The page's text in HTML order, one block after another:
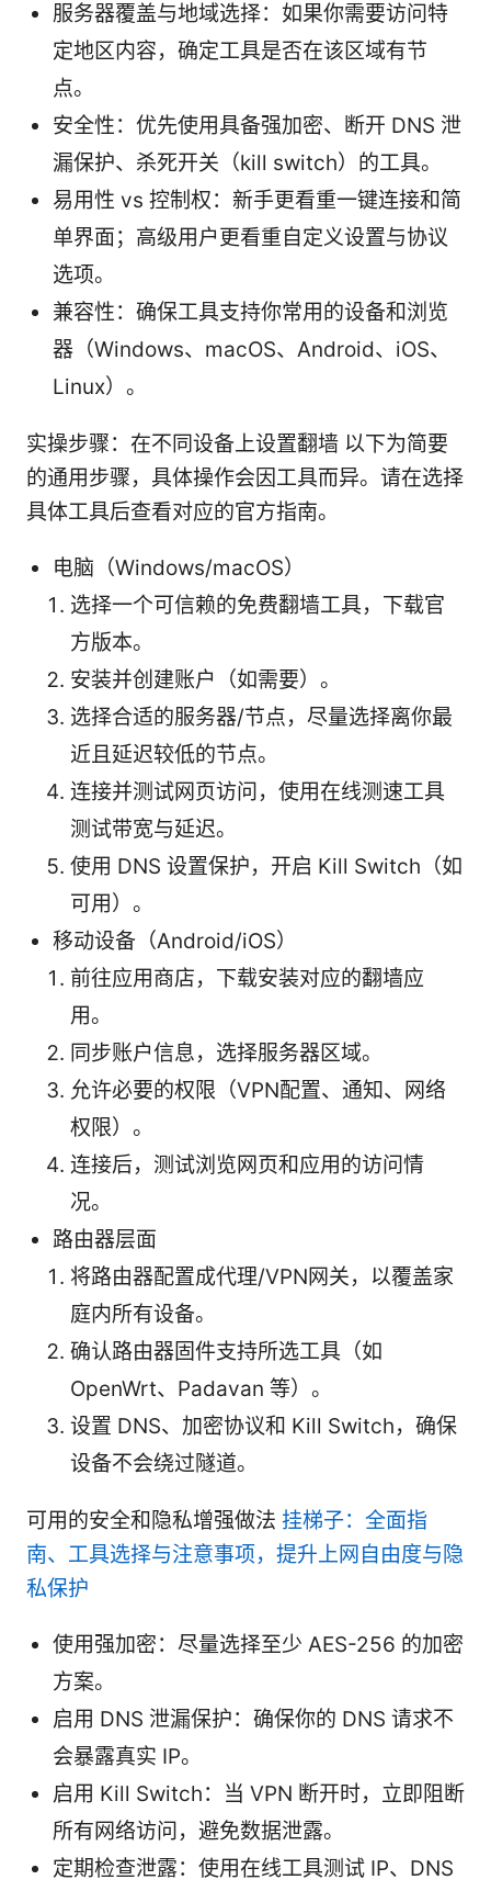
服务器覆盖与地域选择：如果你需要访问特
定地区内容，确定工具是否在该区域有节
点。
安全性：优先使用具备强加密、断开 DNS 泄
漏保护、杀死开关（kill switch）的工具。
易用性 vs 控制权：新手更看重一键连接和简
单界面；高级用户更看重自定义设置与协议
选项。
兼容性：确保工具支持你常用的设备和浏览
器（Windows、macOS、Android、iOS、
Linux）。
实操步骤：在不同设备上设置翻墙 以下为简要
的通用步骤，具体操作会因工具而异。请在选择
具体工具后查看对应的官方指南。
电脑（Windows/macOS）
选择一个可信赖的免费翻墙工具，下载官
方版本。
安装并创建账户（如需要）。
选择合适的服务器/节点，尽量选择离你最
近且延迟较低的节点。
连接并测试网页访问，使用在线测速工具
测试带宽与延迟。
使用 DNS 设置保护，开启 Kill Switch（如
可用）。
移动设备（Android/iOS）
前往应用商店，下载安装对应的翻墙应
用。
同步账户信息，选择服务器区域。
允许必要的权限（VPN配置、通知、网络
权限）。
连接后，测试浏览网页和应用的访问情
况。
路由器层面
将路由器配置成代理/VPN网关，以覆盖家
庭内所有设备。
确认路由器固件支持所选工具（如
OpenWrt、Padavan 等）。
设置 DNS、加密协议和 Kill Switch，确保
设备不会绕过隧道。
可用的安全和隐私增强做法 挂梯子：全面指
南、工具选择与注意事项，提升上网自由度与隐
私保护
使用强加密：尽量选择至少 AES-256 的加密
方案。
启用 DNS 泄漏保护：确保你的 DNS 请求不
会暴露真实 IP。
启用 Kill Switch：当 VPN 断开时，立即阻断
所有网络访问，避免数据泄露。
定期检查泄露：使用在线工具测试 IP、DNS